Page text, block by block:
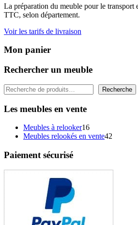
La préparation du meuble pour le transport
TTC, selon département.
Voir les tarifs de livraison
Mon panier
Rechercher un meuble
Rechercher Recherche
Les meubles en vente
Meubles à relooker1616
produits
Meubles relookés en vente42
Paiement sécurisé